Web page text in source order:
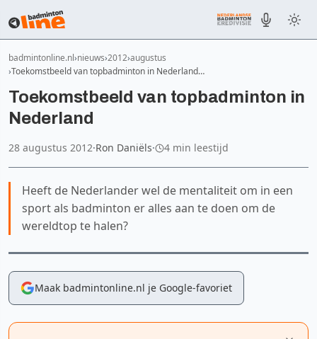
badmintonline.nl nieuws 2012 augustus
Toekomstbeeld van topbadminton in Nederland…
Toekomstbeeld van topbadminton in
Nederland
28 augustus 2012·Ron Daniëls· 4 min leestijd
Heeft de Nederlander wel de mentaliteit om in een
sport als badminton er alles aan te doen om de
wereldtop te halen?
Maak badmintonline.nl je Google-favoriet